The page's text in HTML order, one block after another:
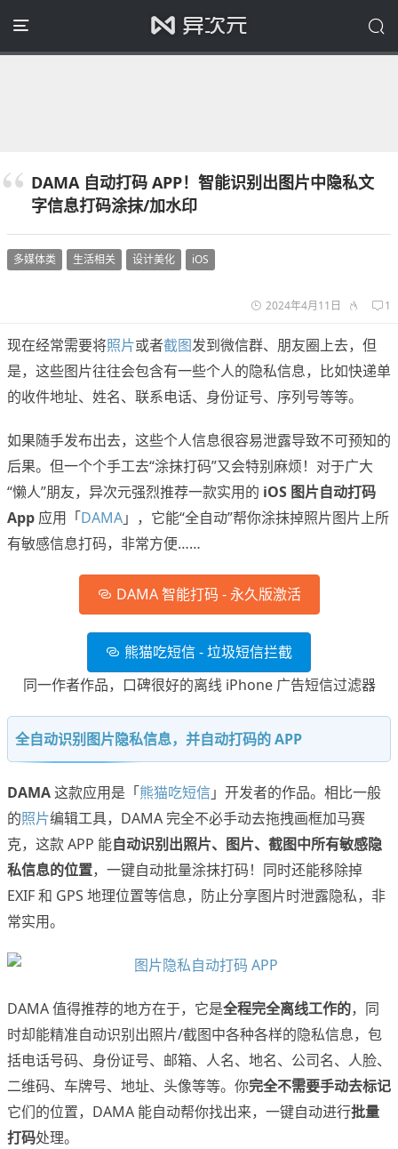
DAMA 自动打码 APP！智能识别出图片中隐私文
字信息打码涂抹/加水印
多媒体类 生活相关 设计美化 iOS
2024年4月11日 1
现在经常需要将照片或者截图发到微信群、朋友圈上去，但
是，这些图片往往会包含有一些个人的隐私信息，比如快递单
的收件地址、姓名、联系电话、身份证号、序列号等等。
如果随手发布出去，这些个人信息很容易泄露导致不可预知的
后果。但一个个手工去“涂抹打码”又会特别麻烦！对于广大
“懒人”朋友，异次元强烈推荐一款实用的 iOS 图片自动打码
App 应用「DAMA」，它能“全自动”帮你涂抹掉照片图片上所
有敏感信息打码，非常方便……
DAMA 智能打码 - 永久版激活
熊猫吃短信 - 垃圾短信拦截
同一作者作品，口碑很好的离线 iPhone 广告短信过滤器
全自动识别图片隐私信息，并自动打码的 APP
DAMA这款应用是「熊猫吃短信」开发者的作品。相比一般
的照片编辑工具，DAMA 完全不必手动去拖拽画框加马赛
克，这款 APP 能自动识别出照片、图片、截图中所有敏感隐
私信息的位置，一键自动批量涂抹打码！同时还能移除掉
EXIF 和 GPS 地理位置等信息，防止分享图片时泄露隐私，非
常实用。
DAMA 值得推荐的地方在于，它是全程完全离线工作的，同
时却能精准自动识别出照片/截图中各种各样的隐私信息，包
括电话号码、身份证号、邮箱、人名、地名、公司名、人脸、
二维码、车牌号、地址、头像等等。你完全不需要手动去标记
它们的位置，DAMA 能自动帮你找出来，一键自动进行批量
打码处理。